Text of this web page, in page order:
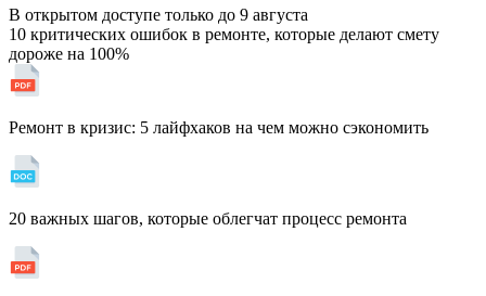
В открытом доступе только до 9 августа
10 критических ошибок в ремонте, которые делают смету
дороже на 100%
Ремонт в кризис: 5 лайфхаков на чем можно сэкономить
20 важных шагов, которые облегчат процесс ремонта